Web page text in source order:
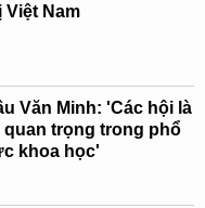
Việt Nam
Văn Minh: 'Các hội là
trọng trong phổ
khoa học'